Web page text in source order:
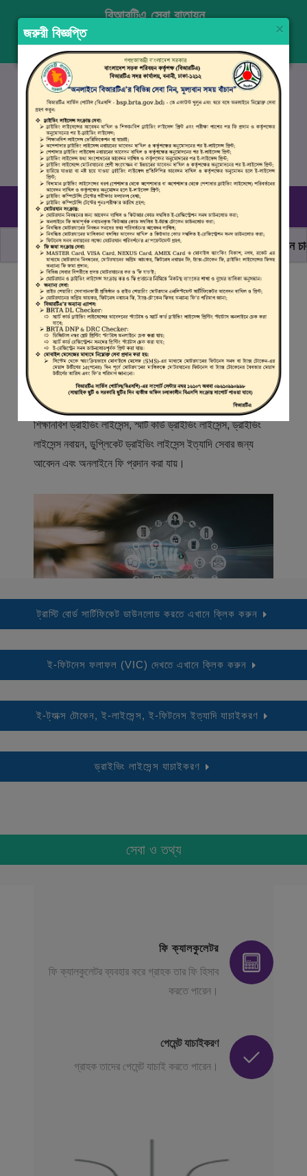
বিআরটিএ সেবা বাতায়ন
প্রবেশ করুন নিবন্ধন ENGLISH
১৬১০৭, ০৯৬১০ ৯৯০ ৯৯৮
রবিবার–বৃহস্পতিবার (০৯.০০ সকাল - ০৪.০০ বিকাল)
ছাত্র জনতার অঙ্গীকার, নিরাপদ সড়ক হোক সবার মোটরযান
×
জরুরী বিজ্ঞপ্তি
বিআরটিএ সার্ভিস পোর্টালে
স্বাগতম
বিআরটিএ সার্ভিস পোর্টাল (বিএসপি) বাংলাদেশ রোড ট্রান্সপোর্ট অথরিটি
(বিআরটিএ) এর একটি অনলাইন সেবা প্রদানের মাধ্যম যেখানে ড্রাইভার,
মোটরযান মালিক, মোটরযান বিক্রেতাদের নিবন্ধিত করা হয় এবং
শিক্ষানবিশ ড্রাইভিং লাইসেন্স, স্মার্ট কার্ড ড্রাইভিং লাইসেন্স, ড্রাইভিং
লাইসেন্স নবায়ন, ডুপ্লিকেট ড্রাইভিং লাইসেন্স ইত্যাদি সেবার জন্য
আবেদন এবং অনলাইনে ফি প্রদান করা যায়।
ট্রাস্টি বোর্ড সার্টিফিকেট ডাউনলোড করতে এখানে ক্লিক করুন
ই-ফিটনেস ফলাফল (VIC) দেখতে এখানে ক্লিক করুন
ই-ট্যাক্স টোকেন, ই-লাইসেন্স, ই-ফিটনেস ইত্যাদি যাচাইকরণ
ড্রাইভিং লাইসেন্স যাচাইকরণ
সেবা ও তথ্য
ফি ক্যালকুলেটর
ফি ক্যালকুলেটর ব্যবহার করে গ্রাহক তার ফি হিসাব
করতে পারেন।
পেমেন্ট যাচাইকরণ
গ্রাহক তাদের পেমেন্ট যাচাই করতে পারেন।